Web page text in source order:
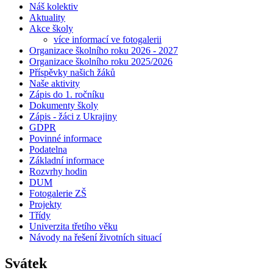
Náš kolektiv
Aktuality
Akce školy
více informací ve fotogalerii
Organizace školního roku 2026 - 2027
Organizace školního roku 2025/2026
Příspěvky našich žáků
Naše aktivity
Zápis do 1. ročníku
Dokumenty školy
Zápis - žáci z Ukrajiny
GDPR
Povinné informace
Podatelna
Základní informace
Rozvrhy hodin
DUM
Fotogalerie ZŠ
Projekty
Třídy
Univerzita třetího věku
Návody na řešení životních situací
Svátek